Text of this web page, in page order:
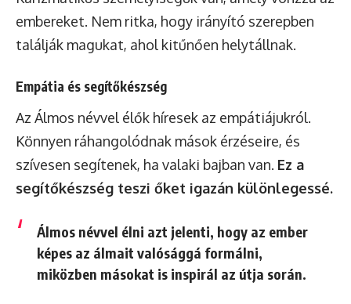
embereket. Nem ritka, hogy irányító szerepben
találják magukat, ahol kitűnően helytállnak.
Empátia és segítőkészség
Az Álmos névvel élők híresek az empátiájukról.
Könnyen ráhangolódnak mások érzéseire, és
szívesen segítenek, ha valaki bajban van. Ez a
segítőkészség teszi őket igazán különlegessé.
Álmos névvel élni azt jelenti, hogy az ember
képes az álmait valósággá formálni,
miközben másokat is inspirál az útja során.